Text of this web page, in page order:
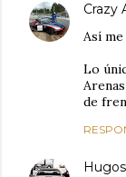
Crazy
Así
Lo
de